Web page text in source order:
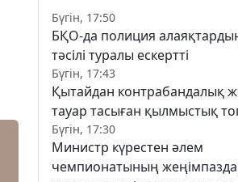
Бүгін, 17:50
БҚО-да полиция
тәсілі туралы ескертті
Бүгін, 17:43
Қытайдан контрабандалық
тауар тасыған қылмыстық
Бүгін, 17:30
Министр күрестен әлем
чемпионатының